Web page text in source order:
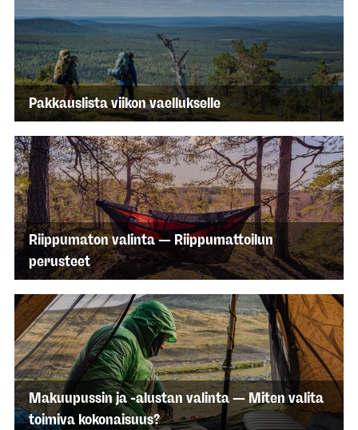
Pakkauslista viikon vaellukselle
Riippumaton valinta — Riippumattoilun
perusteet
Makuupussin ja -alustan valinta — Miten valita
toimiva kokonaisuus?